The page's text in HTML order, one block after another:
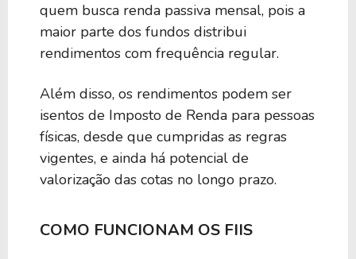
quem busca renda passiva mensal, pois a
maior parte dos fundos distribui
rendimentos com frequência regular.
Além disso, os rendimentos podem ser
isentos de Imposto de Renda para pessoas
físicas, desde que cumpridas as regras
vigentes, e ainda há potencial de
valorização das cotas no longo prazo.
COMO FUNCIONAM OS FIIS